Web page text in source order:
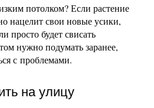
потолком? Если растение
нацелит свои новые усики,
просто будет свисать
нужно подумать заранее,
с проблемами.
на улицу